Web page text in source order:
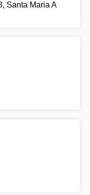
Santa Maria A